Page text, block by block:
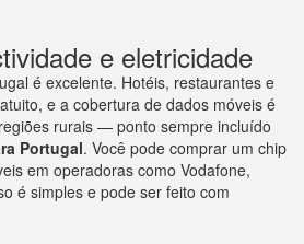
e eletricidade
é excelente. Hotéis, restaurantes e
e a cobertura de dados móveis é
rurais — ponto sempre incluído
Portugal. Você pode comprar um chip
em operadoras como Vodafone,
é simples e pode ser feito com